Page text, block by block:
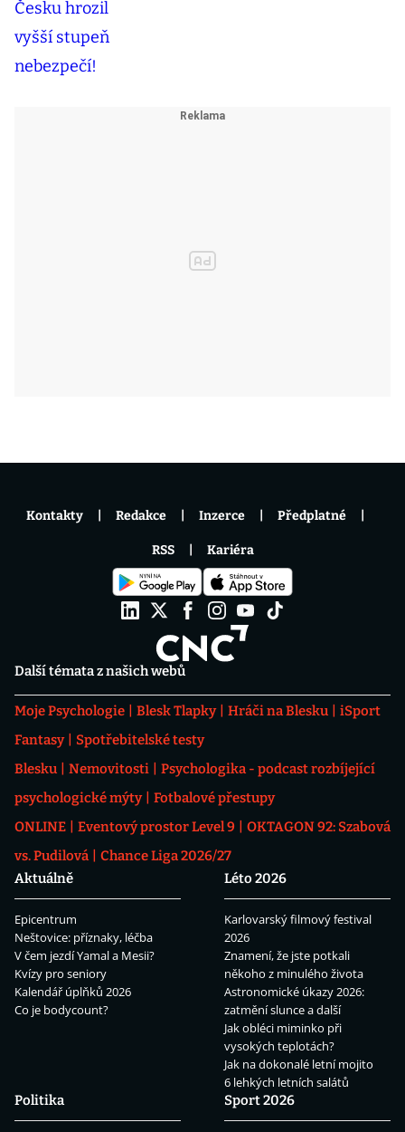
Další témata z našich webů
Moje Psychologie Blesk Tlapky Hráči na Blesku
iSport
Fantasy
Spotřebitelské testy
Blesku
Nemovitosti
Psychologika - podcast rozbíjející
psychologické mýty
Fotbalové přestupy
ONLINE
Eventový prostor Level 9
OKTAGON 92: Szabová
vs. Pudilová
Chance Liga 2026/27
Aktuálně
Epicentrum
Neštovice: příznaky, léčba
V čem jezdí Yamal a Mesii?
Kvízy pro seniory
Kalendář úplňků 2026
Co je bodycount?
Léto 2026
Karlovarský filmový festival
2026
Znamení, že jste potkali
někoho z minulého života
Astronomické úkazy 2026:
zatmění slunce a další
Jak obléci miminko při
vysokých teplotách?
Jak na dokonalé letní mojito
6 lehkých letních salátů
Politika
Sport 2026
Kontakty Redakce Inzerce Předplatné
RSS Kariéra